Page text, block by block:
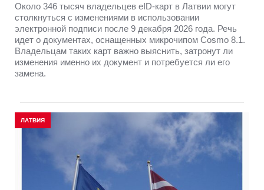
Около 346 тысяч владельцев eID-карт в Латвии могут
столкнуться с изменениями в использовании
электронной подписи после 9 декабря 2026 года. Речь
идет о документах, оснащенных микрочипом Cosmo 8.1.
Владельцам таких карт важно выяснить, затронут ли
изменения именно их документ и потребуется ли его
замена.
ЛАТВИЯ